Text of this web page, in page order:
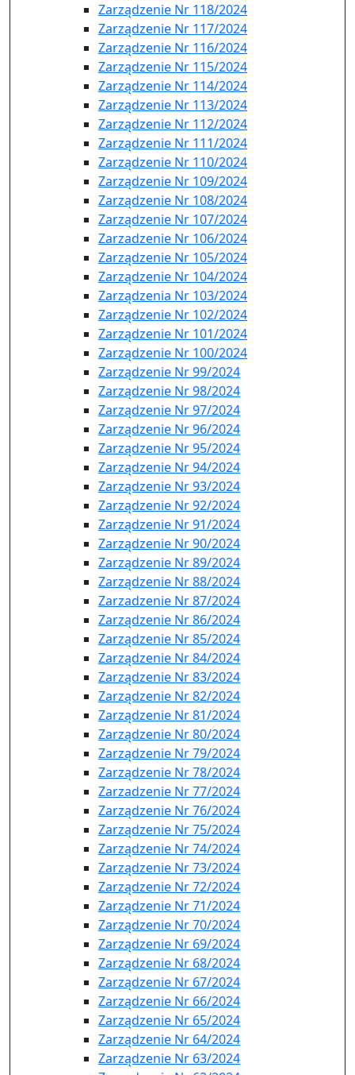
Zarządzenie Nr 118/2024
Zarządzenie Nr 117/2024
Zarządzenie Nr 116/2024
Zarządzenie Nr 115/2024
Zarządzenie Nr 114/2024
Zarządzenie Nr 113/2024
Zarządzenie Nr 112/2024
Zarządzenie Nr 111/2024
Zarządzenie Nr 110/2024
Zarządzenie Nr 109/2024
Zarządzenie Nr 108/2024
Zarządzenie Nr 107/2024
Zarzadzenie Nr 106/2024
Zarządzenie Nr 105/2024
Zarządzenie Nr 104/2024
Zarządzenia Nr 103/2024
Zarządzenie Nr 102/2024
Zarządzenie Nr 101/2024
Zarządzenie Nr 100/2024
Zarządzenie Nr 99/2024
Zarządzenie Nr 98/2024
Zarządzenie Nr 97/2024
Zarządzenie Nr 96/2024
Zarządzenie Nr 95/2024
Zarządzenie Nr 94/2024
Zarządzenie Nr 93/2024
Zarządzenie Nr 92/2024
Zarządzenie Nr 91/2024
Zarządzenie Nr 90/2024
Zarządzenie Nr 89/2024
Zarządzenie Nr 88/2024
Zarzadzenie Nr 87/2024
Zarządzenie Nr 86/2024
Zarządzenie Nr 85/2024
Zarządzenie Nr 84/2024
Zarządzenie Nr 83/2024
Zarządzenie Nr 82/2024
Zarządzenie Nr 81/2024
Zarządzenie Nr 80/2024
Zarządzenie Nr 79/2024
Zarządzenie Nr 78/2024
Zarzadzenie Nr 77/2024
Zarządzenie Nr 76/2024
Zarządzenie Nr 75/2024
Zarządzenie Nr 74/2024
Zarządzenie Nr 73/2024
Zarządzenie Nr 72/2024
Zarządzenie Nr 71/2024
Zarządzenie Nr 70/2024
Zarządzenie Nr 69/2024
Zarządzenie Nr 68/2024
Zarządzenie Nr 67/2024
Zarządzenie Nr 66/2024
Zarządzenie Nr 65/2024
Zarządzenie Nr 64/2024
Zarządzenie Nr 63/2024